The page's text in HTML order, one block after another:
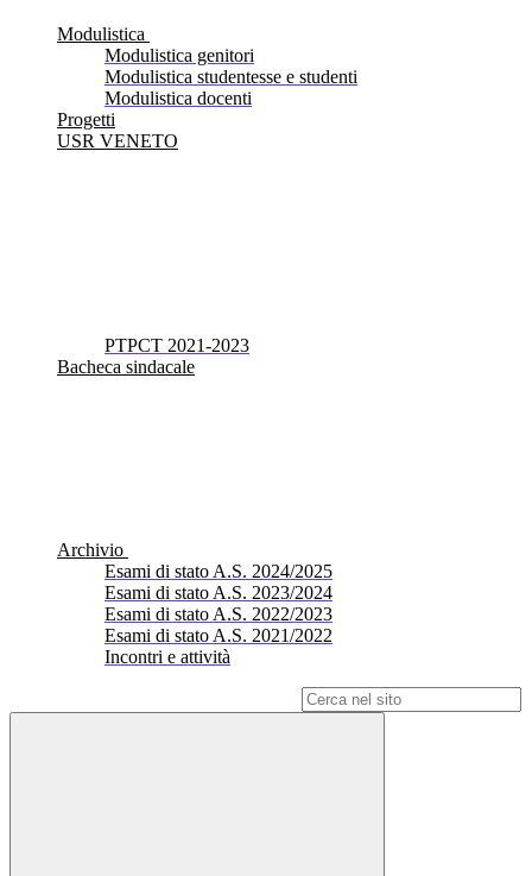
Modulistica
Modulistica genitori
Modulistica studentesse e studenti
Modulistica docenti
Progetti
USR VENETO
PTPCT 2021-2023
Bacheca sindacale
Archivio
Esami di stato A.S. 2024/2025
Esami di stato A.S. 2023/2024
Esami di stato A.S. 2022/2023
Esami di stato A.S. 2021/2022
Incontri e attività